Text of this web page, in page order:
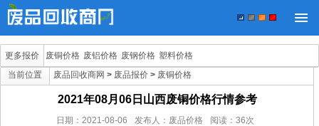
更多报价 废铜价格 废铝价格 废钢价格 塑料价格
当前位置
废品回收商网 > 废品报价 > 废铜价格
2021年08月06日山西废铜价格行情参考
日期： 2021-08-06 发布人：废品价格 阅读： 36次